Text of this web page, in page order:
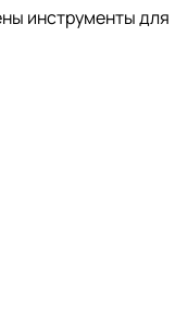
инструменты для